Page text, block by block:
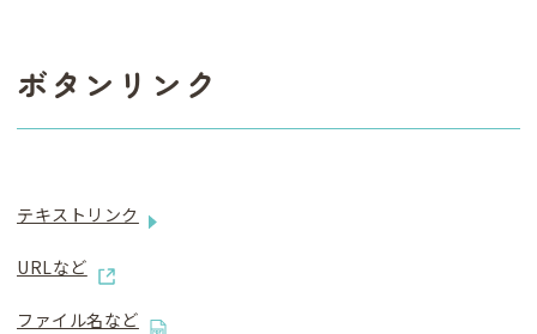
ボタンリンク
テキストリンク
URLなど
ファイル名など